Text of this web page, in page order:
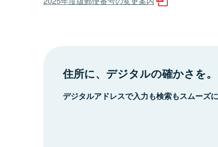
住所に、デジタルの確かさを。
デジタルアドレスで入力も検索もスムーズ